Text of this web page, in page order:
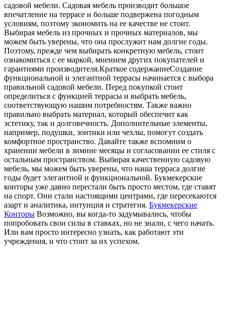
садовой мебели. Садовая мебель производит большое
впечатление на террасе и больше подвержена погодным
условиям, поэтому экономить на ее качестве не стоит.
Выбирая мебель из прочных и прочных материалов, мы
можем быть уверены, что она прослужит нам долгие годы.
Поэтому, прежде чем выбирать конкретную мебель, стоит
ознакомиться с ее маркой, мнением других покупателей и
гарантиями производителя.Краткое содержаниеСоздание
функциональной и элегантной террасы начинается с выбора
правильной садовой мебели. Перед покупкой стоит
определиться с функцией террасы и выбрать мебель,
соответствующую нашим потребностям. Также важно
правильно выбрать материал, который обеспечит как
эстетику, так и долговечность. Дополнительные элементы,
например, подушки, зонтики или чехлы, помогут создать
комфортное пространство. Давайте также вспомним о
хранении мебели в зимние месяцы и согласовании ее стиля с
остальным пространством. Выбирая качественную садовую
мебель, мы можем быть уверены, что наша терраса долгие
годы будет элегантной и функциональной. Букмекерские
конторы уже давно перестали быть просто местом, где ставят
на спорт. Они стали настоящими центрами, где пересекаются
азарт и аналитика, интуиция и стратегия. Букмекерские
Конторы Возможно, вы когда-то задумывались, чтобы
попробовать свои силы в ставках, но не знали, с чего начать.
Или вам просто интересно узнать, как работают эти
учреждения, и что стоит за их успехом.